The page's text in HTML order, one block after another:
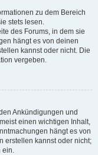
zu dem Bereich
stets lesen.
des Forums, in dem sie
hängt es von deinen
kannst oder nicht. Die
vergeben.
Ankündigungen und
einen wichtigen Inhalt,
hängt es von
erstellen kannst oder nicht;
ein.